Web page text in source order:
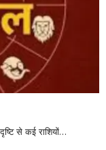
से कई राशियों…